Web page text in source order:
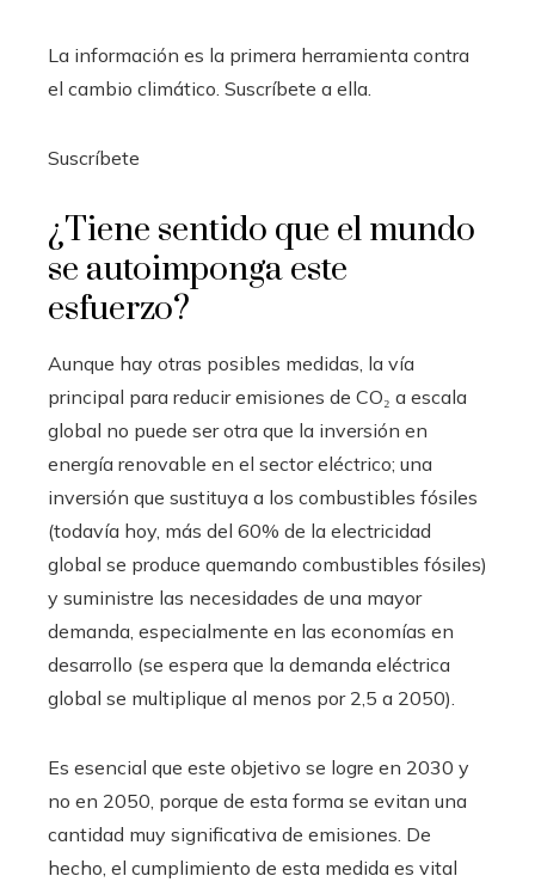
La información es la primera herramienta contra
el cambio climático. Suscríbete a ella.
Suscríbete
¿Tiene sentido que el mundo
se autoimponga este
esfuerzo?
Aunque hay otras posibles medidas, la vía
principal para reducir emisiones de CO₂ a escala
global no puede ser otra que la inversión en
energía renovable en el sector eléctrico; una
inversión que sustituya a los combustibles fósiles
(todavía hoy, más del 60% de la electricidad
global se produce quemando combustibles fósiles)
y suministre las necesidades de una mayor
demanda, especialmente en las economías en
desarrollo (se espera que la demanda eléctrica
global se multiplique al menos por 2,5 a 2050).
Es esencial que este objetivo se logre en 2030 y
no en 2050, porque de esta forma se evitan una
cantidad muy significativa de emisiones. De
hecho, el cumplimiento de esta medida es vital